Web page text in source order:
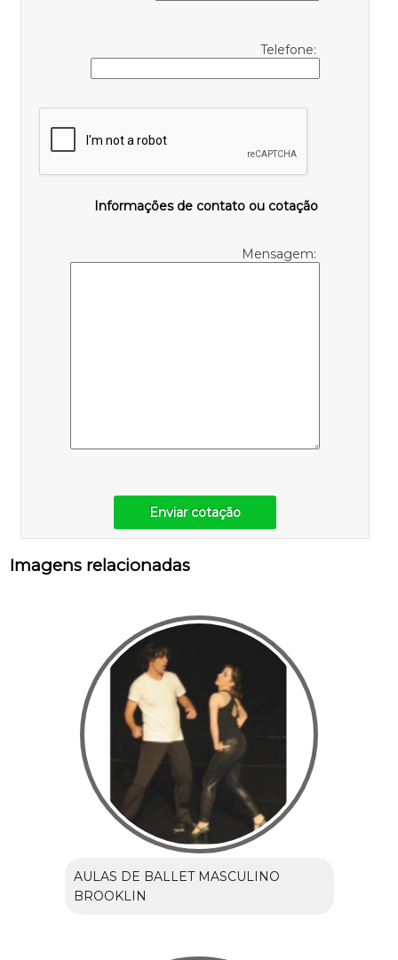
Telefone:
Informações de contato ou cotação
Mensagem:
Enviar cotação
Imagens relacionadas
AULAS DE BALLET MASCULINO
BROOKLIN